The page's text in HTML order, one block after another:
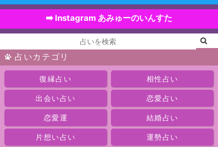
➡️ Instagram あみゅーのいんすた
占いカテゴリ
復縁占い 相性占い
出会い占い 恋愛占い
恋愛運 結婚占い
片想い占い 運勢占い